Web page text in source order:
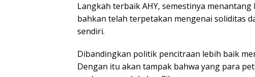
Langkah terbaik AHY, semestinya
bahkan telah terpetakan mengenai soliditas
sendiri.
Dibandingkan politik pencitraan lebih baik
Dengan itu akan tampak bahwa yang para